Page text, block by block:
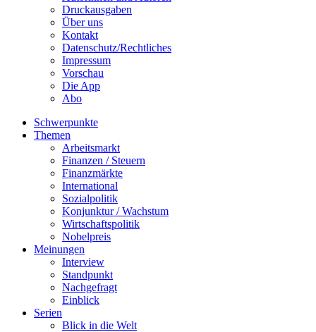
Druckausgaben
Über uns
Kontakt
Datenschutz/Rechtliches
Impressum
Vorschau
Die App
Abo
Schwerpunkte
Themen
Arbeitsmarkt
Finanzen / Steuern
Finanzmärkte
International
Sozialpolitik
Konjunktur / Wachstum
Wirtschaftspolitik
Nobelpreis
Meinungen
Interview
Standpunkt
Nachgefragt
Einblick
Serien
Blick in die Welt